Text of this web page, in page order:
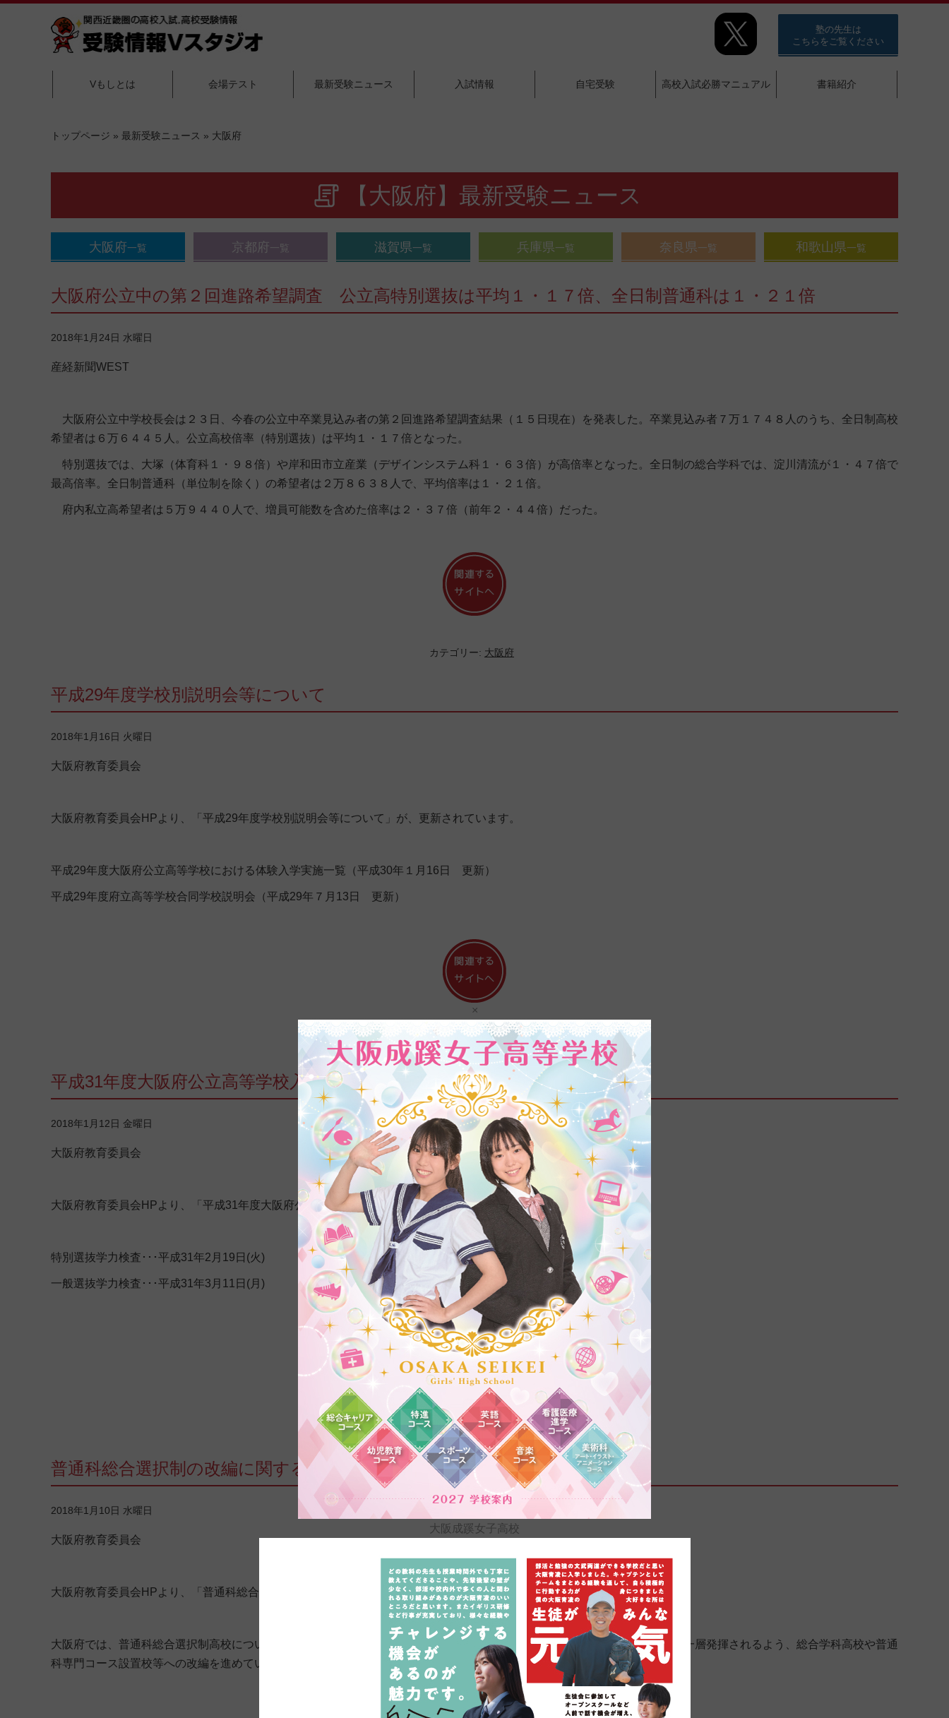
塾の先生は
こちらをご覧ください
Vもしとは 会場テスト 最新受験ニュース 入試情報 自宅受験 高校入試必勝マニュアル 書籍紹介
トップページ » 最新受験ニュース » 大阪府
【大阪府】最新受験ニュース
大阪府一覧 京都府一覧 滋賀県一覧 兵庫県一覧 奈良県一覧 和歌山県一覧
大阪府公立中の第２回進路希望調査 公立高特別選抜は平均１・１７倍、全日制普通科は１・２１倍
2018年1月24日 水曜日
産経新聞WEST
大阪府公立中学校長会は２３日、今春の公立中卒業見込み者の第２回進路希望調査結果（１５日現在）を発表した。卒業見込み者７万１７４８人のうち、全日制高校
希望者は６万６４４５人。公立高校倍率（特別選抜）は平均１・１７倍となった。
特別選抜では、大塚（体育科１・９８倍）や岸和田市立産業（デザインシステム科１・６３倍）が高倍率となった。全日制の総合学科では、淀川清流が１・４７倍で
最高倍率。全日制普通科（単位制を除く）の希望者は２万８６３８人で、平均倍率は１・２１倍。
府内私立高希望者は５万９４４０人で、増員可能数を含めた倍率は２・３７倍（前年２・４４倍）だった。
カテゴリー: 大阪府
平成29年度学校別説明会等について
2018年1月16日 火曜日
大阪府教育委員会
大阪府教育委員会HPより、「平成29年度学校別説明会等について」が、更新されています。
平成29年度大阪府公立高等学校における体験入学実施一覧（平成30年１月16日 更新）
平成29年度府立高等学校合同学校説明会（平成29年７月13日 更新）
カテゴリー:大阪府
平成31年度大阪府公立高等学校入学者選抜日程について
2018年1月12日 金曜日
大阪府教育委員会
大阪府教育委員会HPより、「平成31年度大阪府公立高等学校入学者選抜日程について」が、発表されました。
特別選抜学力検査･･･平成31年2月19日(火)
一般選抜学力検査･･･平成31年3月11日(月)
カテゴリー:大阪府
普通科総合選択制の改編に関すること
2018年1月10日 水曜日
大阪府教育委員会
大阪府教育委員会HPより、「普通科総合選択制の改編に関すること」が、更新されました。
大阪府では、普通科総合選択制高校について、各校の取組みを生徒の進路実現に効果的につなげていくため、その教育効果が一層発揮されるよう、総合学科高校や普通
科専門コース設置校等への改編を進めています。
×
大阪成蹊女子高校